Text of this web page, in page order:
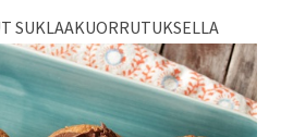
SUKLAAKUORRUTUKSELLA